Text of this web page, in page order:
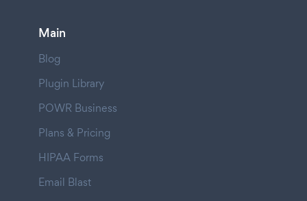
Main
Blog
Plugin Library
POWR Business
Plans & Pricing
HIPAA Forms
Email Blast